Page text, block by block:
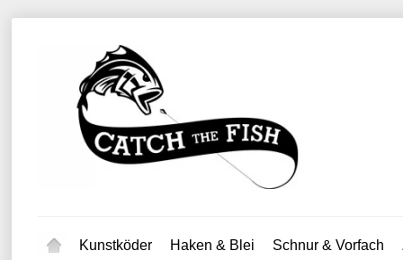
Kunstköder Haken & Blei Schnur & Vorfach